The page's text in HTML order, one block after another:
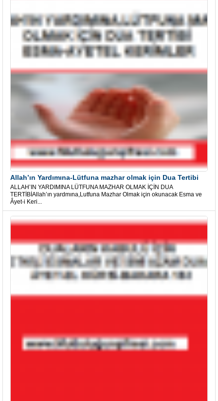
Allah’ın Yardımına-Lütfuna mazhar olmak için Dua Tertibi
ALLAH’IN YARDIMINA LÜTFUNA MAZHAR OLMAK İÇİN DUA
TERTİBİAllah’ın yardmına,Lutfuna Mazhar Olmak için okunacak Esma ve
Âyet-i Keri...